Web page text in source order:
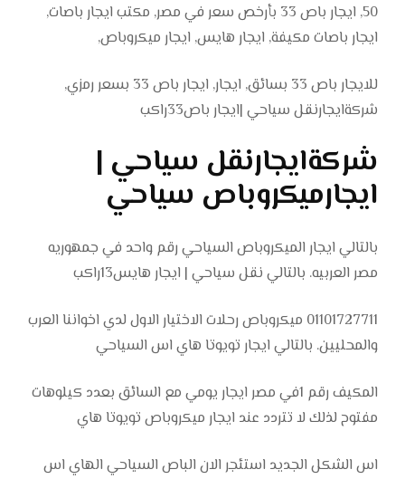
50, ايجار باص 33 بأرخص سعر في مصر, مكتب ايجار باصات,
ايجار باصات مكيفة, ايجار هايس, ايجار ميكروباص,
للايجار باص 33 بسائق, ايجار, ايجار باص 33 بسعر رمزي,
شركةايجارنقل سياحي |ايجار باص33راكب
شركةايجارنقل سياحي |
ايجارميكروباص سياحي
بالتالي ايجار الميكروباص السياحي رقم واحد في جمهوريه
مصر العربيه. بالتالي نقل سياحي | ايجار هايس13راكب
01101727711 ميكروباص رحلات الاختيار الاول لدي اخواننا العرب
والمحليين. بالتالي ايجار تويوتا هاي اس السياحي
المكيف رقم 1في مصر ايجار يومي مع السائق بعدد كيلوهات
مفتوح لذلك لا تتردد عند ايجار ميكروباص تويوتا هاي
اس الشكل الجديد استئجر الان الباص السياحي الهاي اس